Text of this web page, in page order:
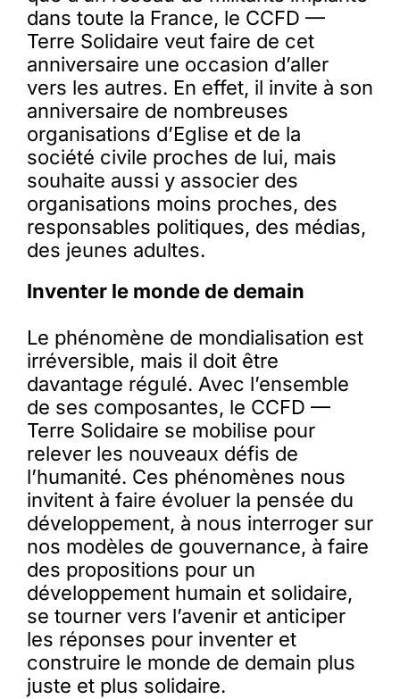
dans toute la France, le CCFD —
Terre Solidaire veut faire de cet
anniversaire une occasion d’aller
vers les autres. En effet, il invite à son
anniversaire de nombreuses
organisations d’Eglise et de la
société civile proches de lui, mais
souhaite aussi y associer des
organisations moins proches, des
responsables politiques, des médias,
des jeunes adultes.
Inventer le monde de demain
Le phénomène de mondialisation est
irréversible, mais il doit être
davantage régulé. Avec l’ensemble
de ses composantes, le CCFD —
Terre Solidaire se mobilise pour
relever les nouveaux défis de
l’humanité. Ces phénomènes nous
invitent à faire évoluer la pensée du
développement, à nous interroger sur
nos modèles de gouvernance, à faire
des propositions pour un
développement humain et solidaire,
se tourner vers l’avenir et anticiper
les réponses pour inventer et
construire le monde de demain plus
juste et plus solidaire.